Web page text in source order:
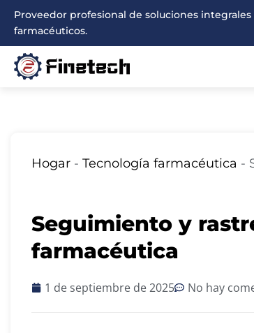
contenido
Proveedor profesional de soluciones
farmacéuticos.
Hogar - Tecnología farmacéutica -
Seguimiento y
farmacéutica
1 de septiembre de 2025 No hay